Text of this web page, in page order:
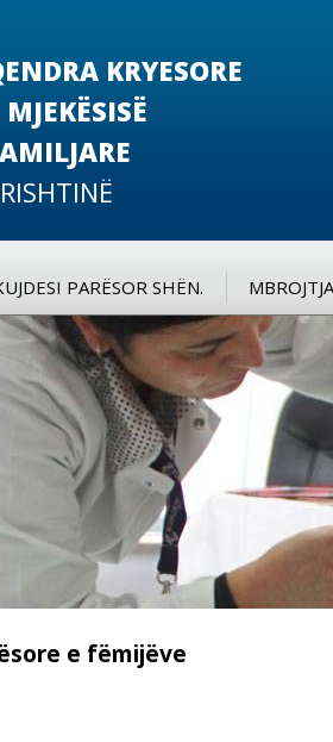
KRYESORE
MJEKËSISË
PARËSOR SHËN.
e fëmijëve